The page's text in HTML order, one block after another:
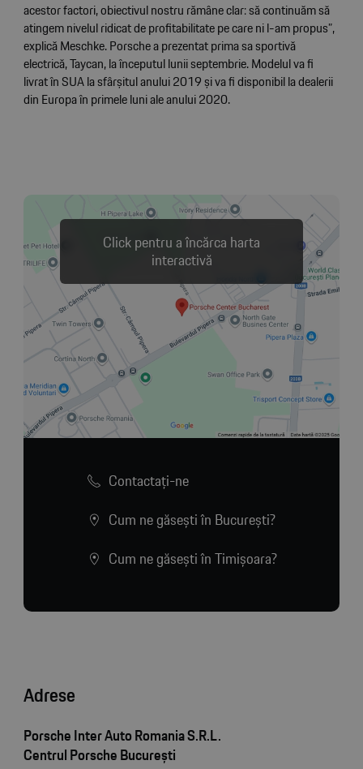
acestor factori, obiectivul nostru rămâne clar: să continuăm să
atingem nivelul ridicat de profitabilitate pe care ni l-am propus”,
explică Meschke. Porsche a prezentat prima sa sportivă
electrică, Taycan, la începutul lunii septembrie. Modelul va fi
livrat în SUA la sfârșitul anului 2019 și va fi disponibil la dealerii
din Europa în primele luni ale anului 2020.
Click pentru a încărca harta
interactivă
Contactaţi-ne
Cum ne găsești în București?
Cum ne găsești în Timișoara?
Adrese
Porsche Inter Auto Romania S.R.L.
Centrul Porsche București